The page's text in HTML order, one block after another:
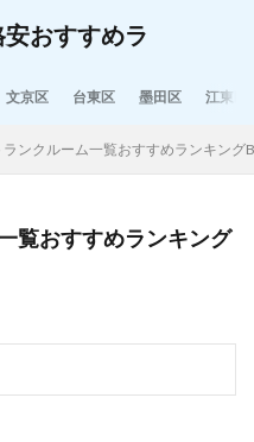
おすすめラ
文京区 台東区 墨田区 江東区
ンクルーム一覧おすすめランキング
覧おすすめランキング